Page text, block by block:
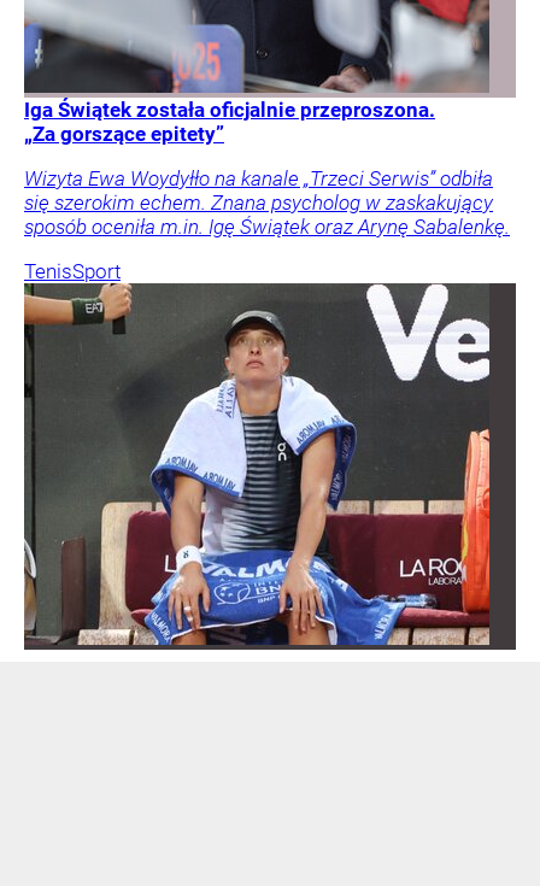
Iga Świątek została oficjalnie przeproszona.
„Za gorszące epitety”
Wizyta Ewa Woydyłło na kanale „Trzeci Serwis” odbiła
się szerokim echem. Znana psycholog w zaskakujący
sposób oceniła m.in. Igę Świątek oraz Arynę Sabalenkę.
TenisSport